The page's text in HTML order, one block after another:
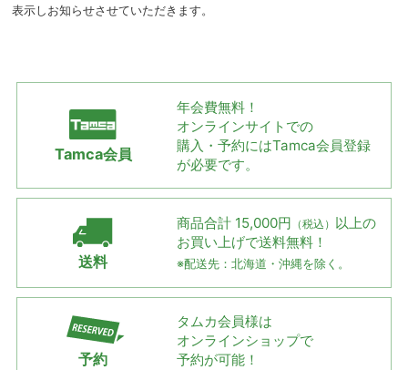
表示しお知らせさせていただきます。
Tamca会員
年会費無料！
オンラインサイトでの
購入・予約にはTamca会員登録
が必要です。
送料
商品合計 15,000円 （税込） 以上の
お買い上げで送料無料！
※配送先：北海道・沖縄を除く。
予約
タムカ会員様は
オンラインショップで
予約が可能！